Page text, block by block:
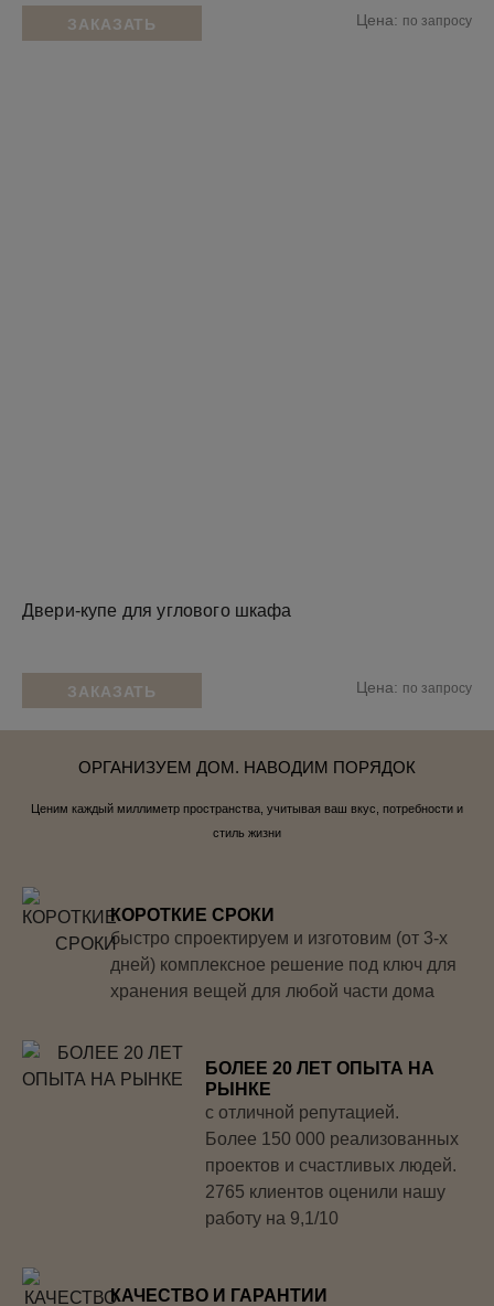
ЗАКАЗАТЬ Цена: по запросу
Двери-купе для углового шкафа
ЗАКАЗАТЬ Цена: по запросу
ОРГАНИЗУЕМ ДОМ. НАВОДИМ ПОРЯДОК
Ценим каждый миллиметр пространства, учитывая ваш вкус, потребности и
стиль жизни
КОРОТКИЕ СРОКИ
быстро спроектируем и изготовим (от 3-х
дней) комплексное решение под ключ для
хранения вещей для любой части дома
БОЛЕЕ 20 ЛЕТ ОПЫТА НА
РЫНКЕ
с отличной репутацией.
Более 150 000 реализованных
проектов и счастливых людей.
2765 клиентов оценили нашу
работу на 9,1/10
КАЧЕСТВО И ГАРАНТИИ